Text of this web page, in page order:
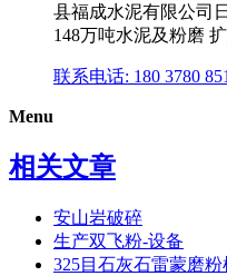
县福成水泥有限公司
148万吨水泥及粉磨
联系电话: 180 3780
Menu
相关文章
安山岩破碎
生产双飞粉-设备
325目石灰石雷蒙磨